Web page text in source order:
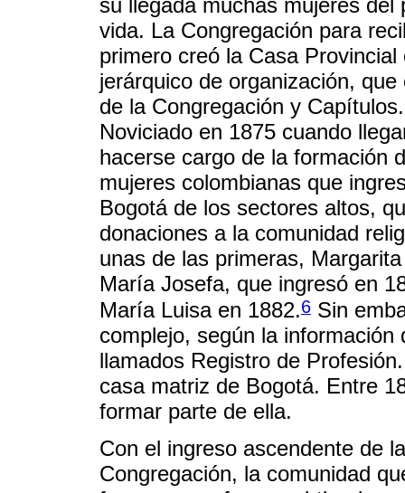
su llegada muchas mujeres
vida. La Congregación para
primero creó la Casa
jerárquico de organización,
de la Congregación y
Noviciado en 1875 cuando
hacerse cargo de la formación
mujeres colombianas que
Bogotá de los sectores altos,
donaciones a la comunidad
unas de las primeras,
María Josefa, que ingresó en
María Luisa en 1882.6 Sin
complejo, según la
llamados Registro de
casa matriz de Bogotá. Entre
formar parte de ella.
Con el ingreso ascendente de
Congregación, la comunidad